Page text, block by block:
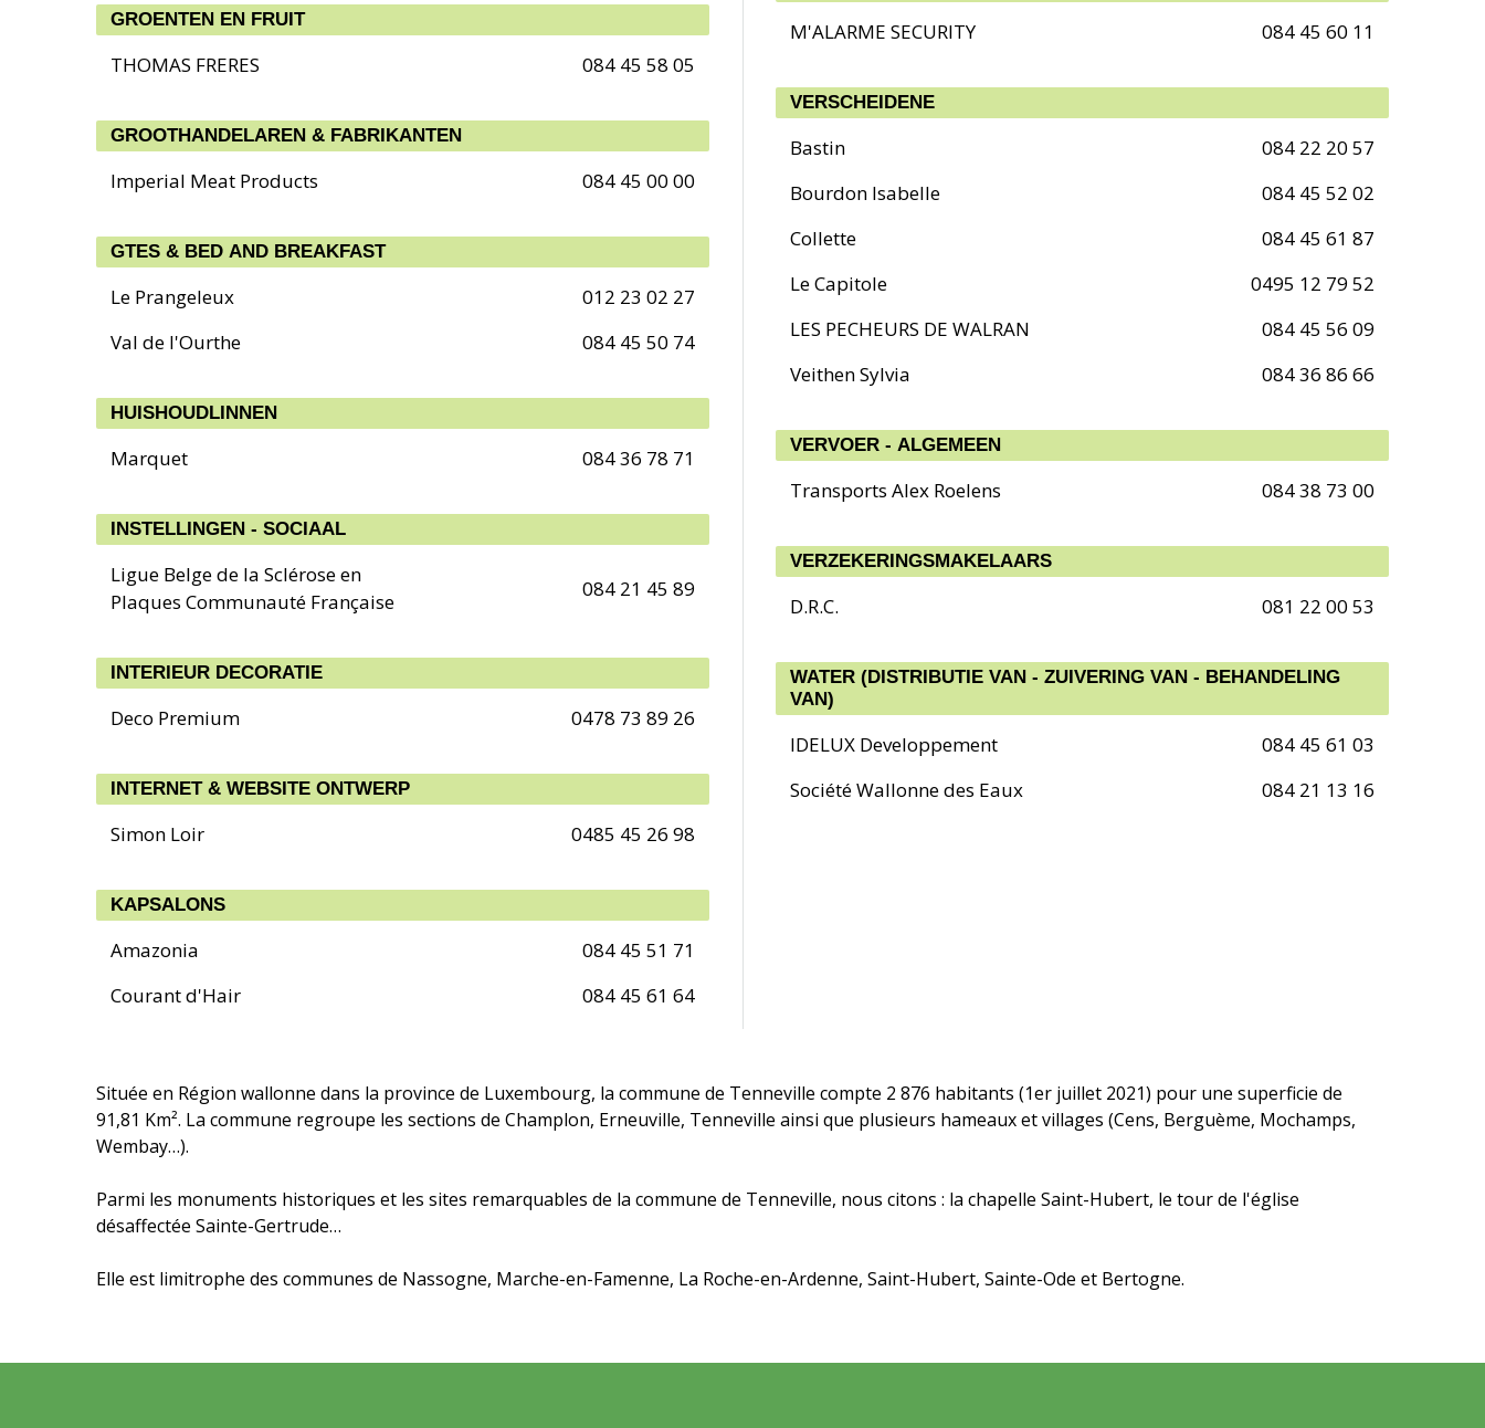
GROENTEN EN FRUIT
THOMAS FRERES 084 45 58 05
GROOTHANDELAREN & FABRIKANTEN
Imperial Meat Products 084 45 00 00
GTES & BED AND BREAKFAST
Le Prangeleux
012 23 02 27
Val de l'Ourthe
084 45 50 74
HUISHOUDLINNEN
Marquet 084 36 78 71
INSTELLINGEN - SOCIAAL
Ligue Belge de la Sclérose en
Plaques Communauté Française
084 21 45 89
INTERIEUR DECORATIE
Deco Premium 0478 73 89 26
INTERNET & WEBSITE ONTWERP
Simon Loir 0485 45 26 98
KAPSALONS
Amazonia
084 45 51 71
Courant d'Hair
084 45 61 64
M'ALARME SECURITY 084 45 60 11
VERSCHEIDENE
Bastin
084 22 20 57
Bourdon Isabelle
084 45 52 02
Collette
084 45 61 87
Le Capitole
0495 12 79 52
LES PECHEURS DE WALRAN
084 45 56 09
Veithen Sylvia
084 36 86 66
VERVOER - ALGEMEEN
Transports Alex Roelens 084 38 73 00
VERZEKERINGSMAKELAARS
D.R.C. 081 22 00 53
WATER (DISTRIBUTIE VAN - ZUIVERING VAN - BEHANDELING
VAN)
IDELUX Developpement
084 45 61 03
Société Wallonne des Eaux
084 21 13 16
Située en Région wallonne dans la province de Luxembourg, la commune de Tenneville compte 2 876 habitants (1er juillet 2021) pour une superficie de
91,81 Km². La commune regroupe les sections de Champlon, Erneuville, Tenneville ainsi que plusieurs hameaux et villages (Cens, Berguème, Mochamps,
Wembay…).
Parmi les monuments historiques et les sites remarquables de la commune de Tenneville, nous citons : la chapelle Saint-Hubert, le tour de l'église
désaffectée Sainte-Gertrude…
Elle est limitrophe des communes de Nassogne, Marche-en-Famenne, La Roche-en-Ardenne, Saint-Hubert, Sainte-Ode et Bertogne.